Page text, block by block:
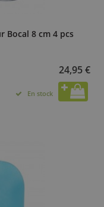
Bocal 8 cm 4 pcs
24,95 €
En stock